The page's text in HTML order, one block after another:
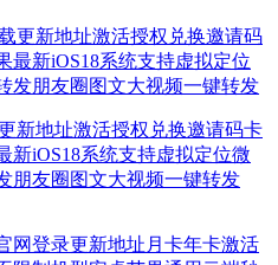
新地址激活授权兑换邀请码卡
新iOS18系统支持虚拟定位微
朋友圈图文大视频一键转发